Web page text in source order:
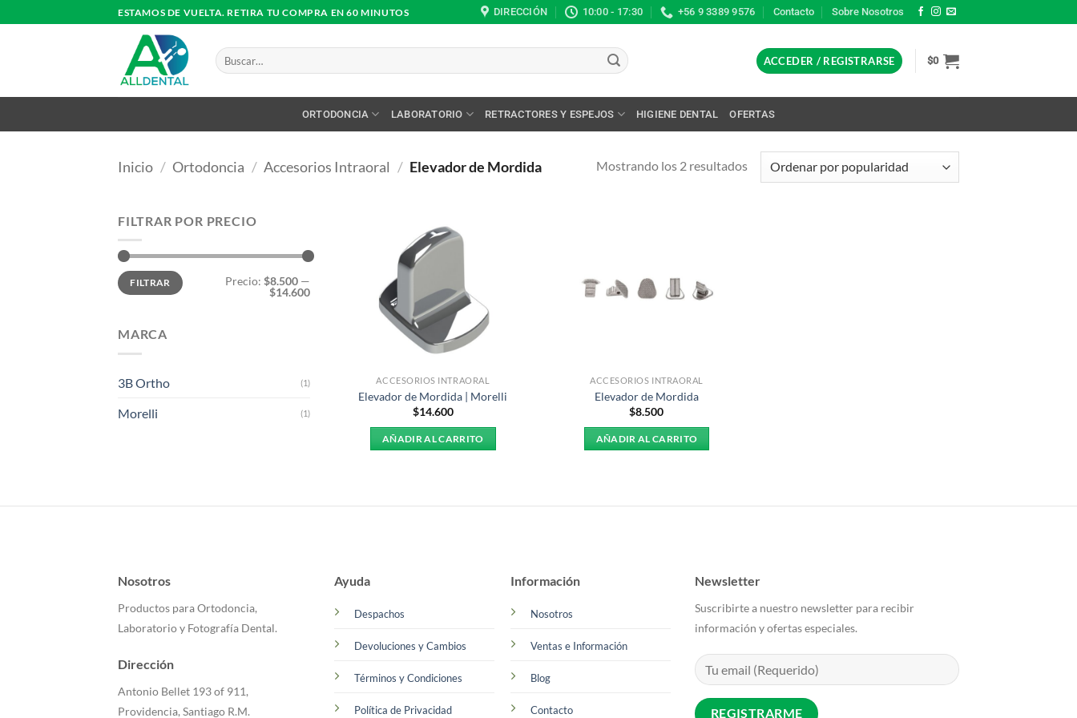
al
ESTAMOS DE VUELTA. RETIRA TU COMPRA EN 60 MINUTOS DIRECCIÓN 10:00 - 17:30 +56 9 3389 9576 Contacto Sobre Nosotros
Buscar
por:
ACCEDER / REGISTRARSE $0
ORTODONCIA LABORATORIO RETRACTORES Y ESPEJOS HIGIENE DENTAL OFERTAS
Inicio / Ortodoncia / Accesorios Intraoral / Elevador de Mordida Mostrando los 2 resultadosOrdenado
por
FILTRAR POR PRECIO
Precio
mínimo
Precio
máximo
FILTRAR Precio: $8.500 —
$14.600
MARCA
3B Ortho (1)
Morelli (1)
ACCESORIOS INTRAORAL
Elevador de Mordida | Morelli
$14.600
AÑADIR AL CARRITO
ACCESORIOS INTRAORAL
Elevador de Mordida
$8.500
AÑADIR AL CARRITO
Nosotros
Productos para Ortodoncia,
Laboratorio y Fotografía Dental.
Dirección
Antonio Bellet 193 of 911,
Providencia, Santiago R.M.
Ayuda
Despachos
Devoluciones y Cambios
Términos y Condiciones
Política de Privacidad
Información
Nosotros
Ventas e Información
Blog
Contacto
Newsletter
Suscribirte a nuestro newsletter para recibir
información y ofertas especiales.